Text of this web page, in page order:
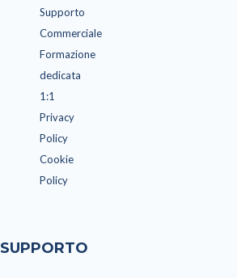
Supporto
Commerciale
Formazione
dedicata
1:1
Privacy
Policy
Cookie
Policy
SUPPORTO